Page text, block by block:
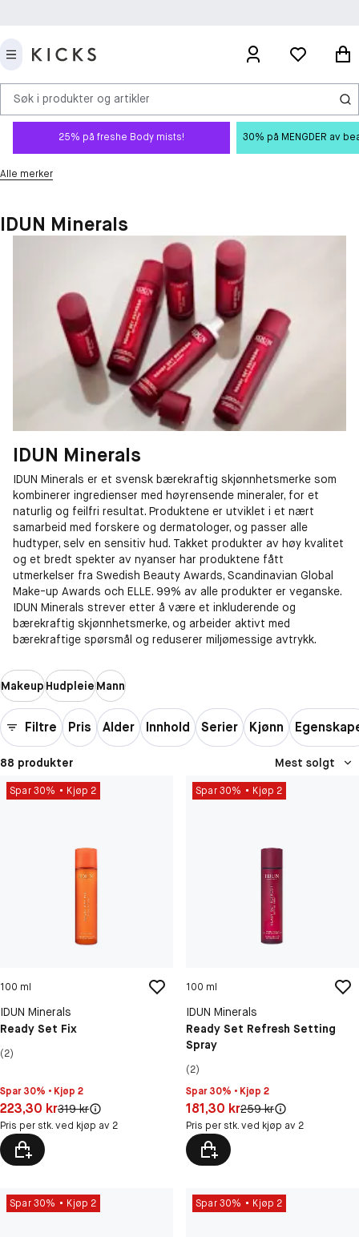
Søk i produkter og artikler
25% på freshe Body mists! 30% på MENGDER av
Alle merker
IDUN Minerals
IDUN Minerals
IDUN Minerals er et svensk bærekraftig skjønnhetsmerke som
kombinerer ingredienser med høyrensende mineraler, for et
naturlig og feilfri resultat. Produktene er utviklet i et nært
samarbeid med forskere og dermatologer, og passer alle
hudtyper, selv en sensitiv hud. Takket produkter av høy kvalitet
og et bredt spekter av nyanser har produktene fått
utmerkelser fra Swedish Beauty Awards, Scandinavian Global
Make-up Awards och ELLE. 99% av alle produkter er veganske.
IDUN Minerals strever etter å være et inkluderende og
bærekraftig skjønnhetsmerke, og arbeider aktivt med
bærekraftige spørsmål og reduserer miljømessige avtrykk.
MakeupHudpleieMann
Filtre Pris Alder Innhold Serier Kjønn
88 produkter Mest solgt
Spar 30% Kjøp 2
100 ml
IDUN Minerals
Ready Set Fix
(2)
Spar 30% • Kjøp 2
Pris: 223,30 kr
223,30 krOriginal pris:
319 kr
Pris per stk. ved kjøp av 2
Spar 30% Kjøp 2
100 ml
IDUN Minerals
Ready Set Refresh Setting
Spray
(2)
Spar 30% • Kjøp 2
Pris: 181,30 kr
181,30 krOriginal pris:
259 kr
Pris per stk. ved kjøp av 2
Spar 30% Kjøp 2 Spar 30% Kjøp 2